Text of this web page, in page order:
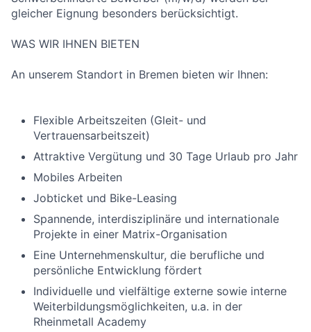
gleicher Eignung besonders berücksichtigt.
WAS WIR IHNEN BIETEN
An unserem Standort in Bremen bieten wir Ihnen:
Flexible Arbeitszeiten (Gleit- und
Vertrauensarbeitszeit)
Attraktive Vergütung und 30 Tage Urlaub pro Jahr
Mobiles Arbeiten
Jobticket und Bike-Leasing
Spannende, interdisziplinäre und internationale
Projekte in einer Matrix-Organisation
Eine Unternehmenskultur, die berufliche und
persönliche Entwicklung fördert
Individuelle und vielfältige externe sowie interne
Weiterbildungsmöglichkeiten, u.a. in der
Rheinmetall Academy